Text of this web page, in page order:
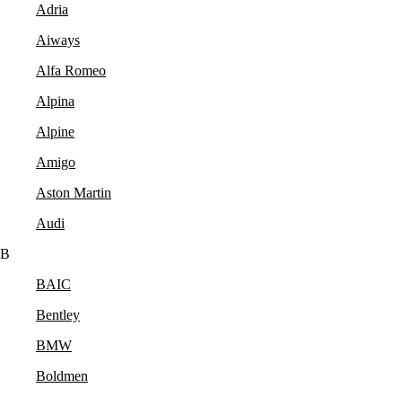
Adria
Aiways
Alfa Romeo
Alpina
Alpine
Amigo
Aston Martin
Audi
B
BAIC
Bentley
BMW
Boldmen